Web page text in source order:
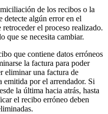
de los recibos o la
detecte algún error en el
el proceso realizado.
que se necesita cambiar.
que contiene datos erróneos
la factura para poder
eliminar una factura de
emitida por el arrendador. Si
la última hacia atrás, hasta
el recibo erróneo deben